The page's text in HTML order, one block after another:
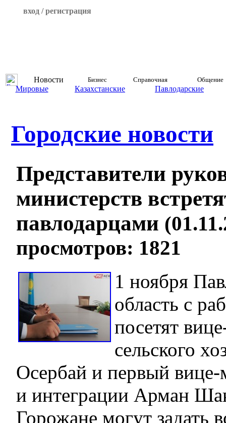
вход / регистрация
Новости Бизнес Справочная Общение
Мировые Казахстанские Павлодарские
Городские новости
Представители
министерств
павлодарцами
просмотров: 1821
1 ноября
область с
посетят
сельского
Осербай и первый вице-
и интеграции Арман
Горожане могут задать